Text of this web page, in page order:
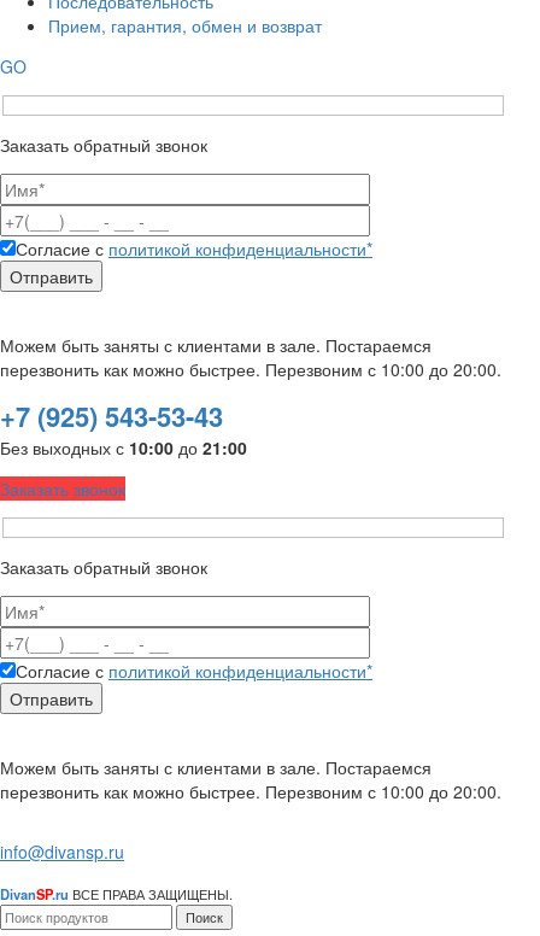
Прием, гарантия, обмен и возврат
GO
Заказать обратный звонок
Согласие с политикой конфиденциальности*
Можем быть заняты с клиентами в зале. Постараемся
перезвонить как можно быстрее. Перезвоним с 10:00 до 20:00.
+7 (925) 543-53-43
Без выходных с 10:00 до 21:00
Заказать звонок
Заказать обратный звонок
Согласие с политикой конфиденциальности*
Можем быть заняты с клиентами в зале. Постараемся
перезвонить как можно быстрее. Перезвоним с 10:00 до 20:00.
info@divansp.ru
DivanSP.ru ВСЕ ПРАВА ЗАЩИЩЕНЫ.
Поиск